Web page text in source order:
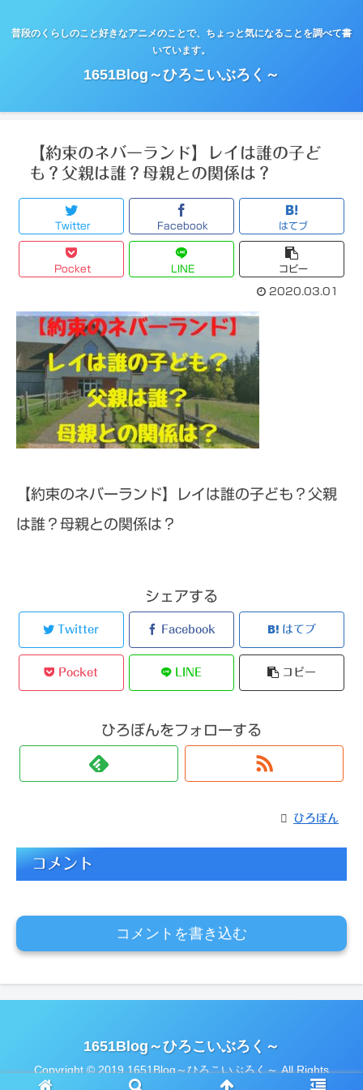
普段のくらしのこと好きなアニメのことで、ちょっと気になることを調べて書
いています。
1651Blog～ひろこいぶろく～
【約束のネバーランド】レイは誰の子ど
も？父親は誰？母親との関係は？
Twitter Facebook はてブ
Pocket LINE コピー
2020.03.01
【約束のネバーランド】レイは誰の子ども？父親
は誰？母親との関係は？
シェアする
Twitter Facebook はてブ
Pocket LINE コピー
ひろぼんをフォローする
ひろぼん
コメント
コメントを書き込む
1651Blog～ひろこいぶろく～
Copyright © 2019 1651Blog～ひろこいぶろく～ All Rights